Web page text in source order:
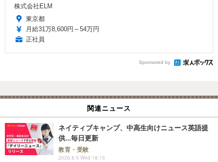
株式会社ELM
東京都
月給31万8,600円～54万円
正社員
Sponsored by
関連ニュース
ネイティブキャンプ、中高生向けニュース英語提
供...毎日更新
教育・受験
2026.8.5 Wed 18:15